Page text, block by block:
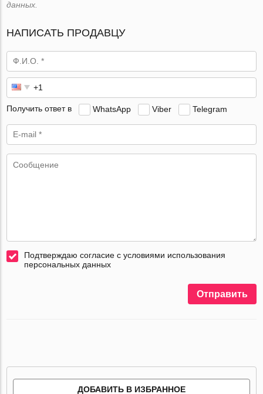
данных.
НАПИСАТЬ ПРОДАВЦУ
Получить ответ в WhatsApp Viber Telegram
Подтверждаю согласие с условиями использования
персональных данных
Отправить
ДОБАВИТЬ В ИЗБРАННОЕ